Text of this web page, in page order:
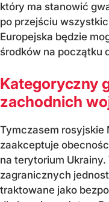
który ma stanowić
po przejściu
Europejska będzie
środków na początku
Kategoryczny
zachodnich
Tymczasem rosyjskie
zaakceptuje
na terytorium
zagranicznych
traktowane jako